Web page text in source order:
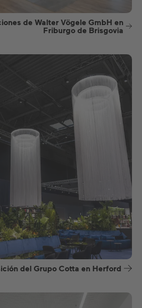
de Walter Vögele GmbH en
Friburgo de Brisgovia
del Grupo Cotta en Herford